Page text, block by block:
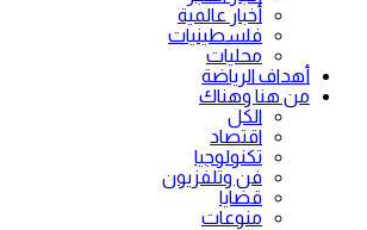
أخبار عالمية
فلسطينيات
محليات
أهداف الرياضة
من هنا وهناك
الكل
اقتصاد
تكنولوجيا
فن وتلفزيون
قضايا
منوعات